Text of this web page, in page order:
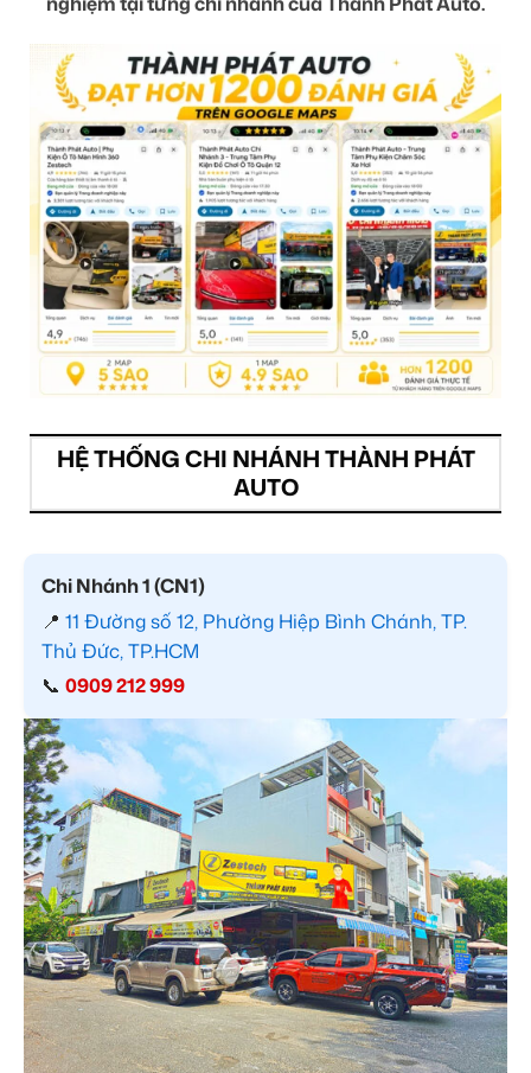
HỆ THỐNG CHI NHÁNH THÀNH PHÁT
AUTO
Chi Nhánh 1 (CN1)
📍 11 Đường số 12, Phường Hiệp Bình Chánh, TP.
Thủ Đức, TP.HCM
📞 0909 212 999